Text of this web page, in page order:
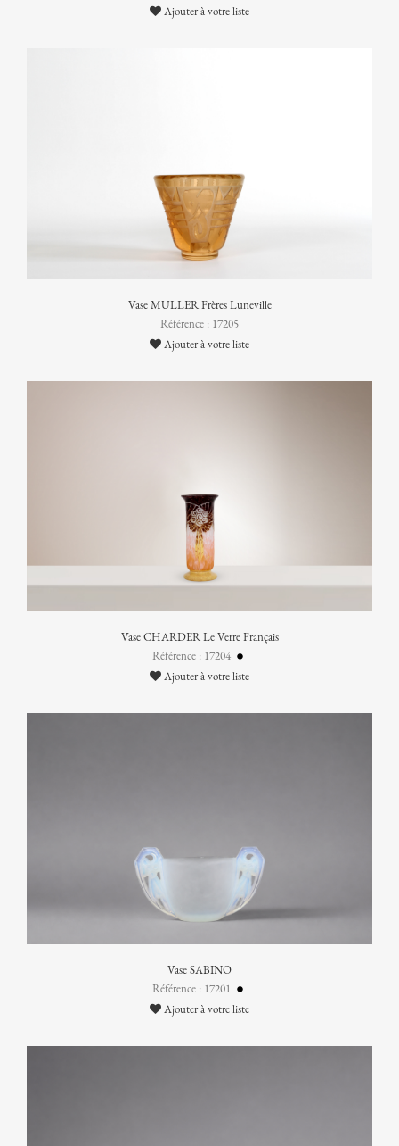
Ajouter à votre liste
Vase MULLER Frères Luneville
Référence : 17205
Ajouter à votre liste
Vase CHARDER Le Verre Français
Référence : 17204
Ajouter à votre liste
Vase SABINO
Référence : 17201
Ajouter à votre liste